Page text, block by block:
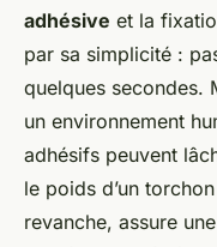
adhésive et la
par sa simplicité :
quelques secondes.
un environnement
adhésifs peuvent
le poids d’un
revanche, assure une